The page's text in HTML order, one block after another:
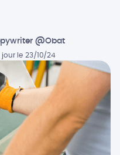
@Obat
jour le 23/10/24